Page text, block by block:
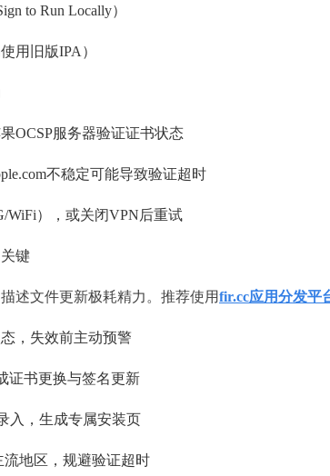
to Run Locally）
用旧版IPA）
OCSP服务器验证证书状态
不稳定可能导致验证超时
WiFi），或关闭VPN后重试
键
述文件更新极耗精力。推荐使用fir.cc应用分发平
，失效前主动预警
证书更换与签名更新
入，生成专属安装页
流地区，规避验证超时